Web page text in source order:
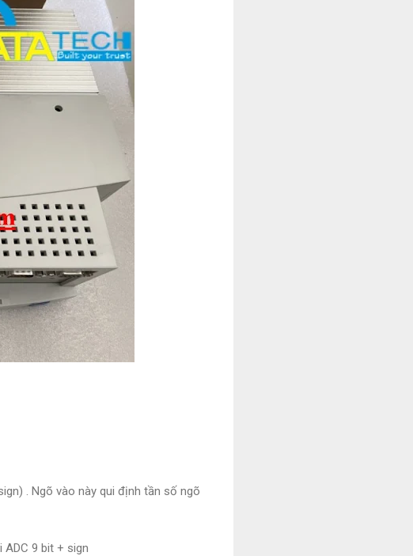
. Ngõ vào này qui định tần số ngõ
9 bit + sign